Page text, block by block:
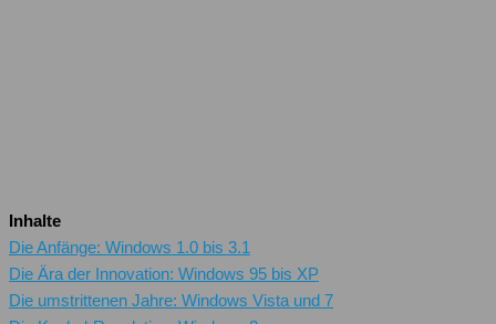
Inhalte
Die Anfänge: Windows 1.0 bis 3.1
Die Ära der Innovation: Windows 95 bis XP
Die umstrittenen Jahre: Windows Vista und 7